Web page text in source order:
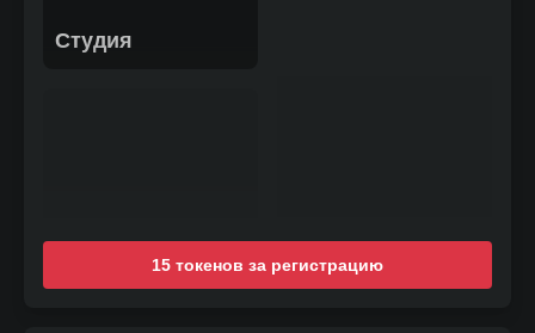
Студия
15 токенов за регистрацию